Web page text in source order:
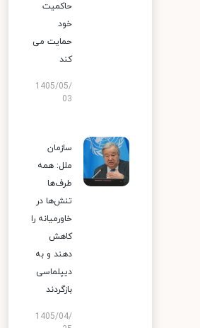
حاکمیت
خود
حمایت می
کند
1405/05/
03
سازمان
ملل: همه
طرف‌ها
تنش‌ها در
خاورمیانه را
کاهش
دهند و به
دیپلماسی
بازگردند
1405/04/